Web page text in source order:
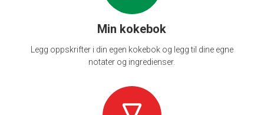
Min kokebok
Legg oppskrifter i din egen kokebok og legg til dine egne
notater og ingredienser.